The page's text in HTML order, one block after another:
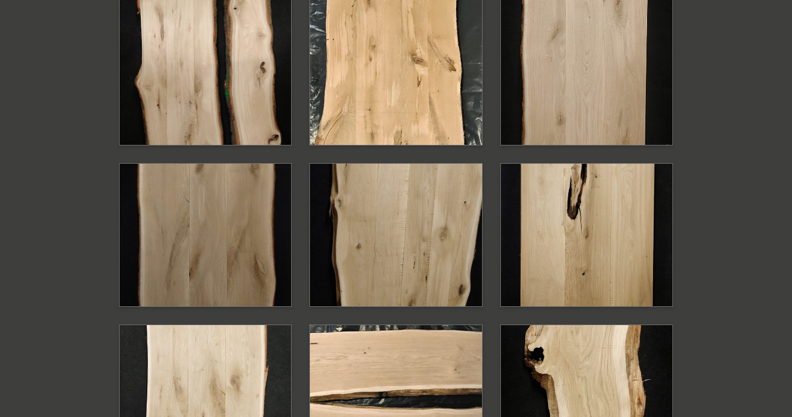
PODOBNE PRODUKTY
Blat dębowy z
krawędzią naturalną
Blat
PODOBNE PRODUKTY
Blat dębowy surowy
z krawędzią
naturalną
Blat
PODOBNE PRODUKTY
Blat dębowy z
krawędzią naturalną
Blat
PODOBNE PRODUKTY
Blat dębowy z
krawędzią naturalną
Blat
PODOBNE PRODUKTY
Blat dębowy z
krawędzią naturalną
Blat
PODOBNE PRODUKTY
Blat dębowy z
krawędzią prostą
Blat
PODOBNE PRODUKTY
Blat dębowy z
krawędzią naturalną
PODOBNE PRODUKTY
Blat dębowy surowy
z krawędzią
naturalną
PODOBNE PRODUKTY
Konsola dębowa
krawędź naturalna